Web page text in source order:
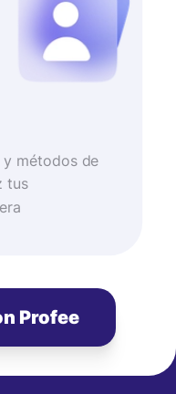
y métodos de
tus
Profee